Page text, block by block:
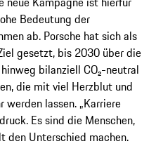
Bedeutung der
ab. Porsche hat sich als
gesetzt, bis 2030 über die
bilanziell CO₂-neutral
die mit viel Herzblut und
lassen. „Karriere
Es sind die Menschen,
den Unterschied machen.